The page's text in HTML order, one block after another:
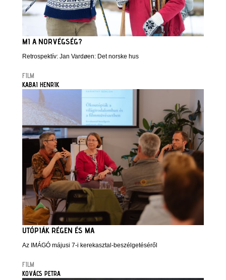
MI A NORVÉGSÉG?
Retrospektív: Jan Vardøen: Det norske hus
FILM
KABAI HENRIK
UTÓPIÁK RÉGEN ÉS MA
Az IMÁGÓ májusi 7-i kerekasztal-beszélgetéséről
FILM
KOVÁCS PETRA